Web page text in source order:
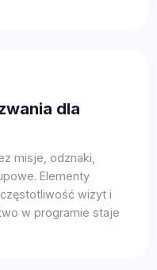
dla
misje, odznaki,
Elementy
wizyt i
w programie staje